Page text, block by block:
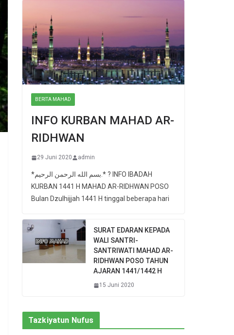
BERITA MAHAD
INFO KURBAN MAHAD AR-
RIDHWAN
29 Juni 2020 admin
*بسم الله الرحمن الرحيم.* ? INFO IBADAH
KURBAN 1441 H MAHAD AR-RIDHWAN POSO
Bulan Dzulhijjah 1441 H tinggal beberapa hari
SURAT EDARAN KEPADA
WALI SANTRI-
SANTRIWATI MAHAD AR-
RIDHWAN POSO TAHUN
AJARAN 1441/1442 H
15 Juni 2020
Tazkiyatun Nufus